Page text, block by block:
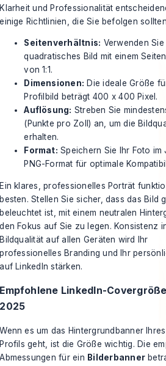
Klarheit und Professionalität
einige Richtlinien, die Sie befolgen
Seitenverhältnis: Verwenden Sie
quadratisches Bild mit einem
von 1:1.
Dimensionen: Die ideale Größe
Profilbild beträgt 400 x 400 Pixel.
Auflösung: Streben Sie
(Punkte pro Zoll) an, um die
erhalten.
Format: Speichern Sie Ihr Foto im
PNG-Format für optimale
Ein klares, professionelles Porträt
besten. Stellen Sie sicher, dass das Bild
beleuchtet ist, mit einem neutralen
den Fokus auf Sie zu legen. Konsistenz
Bildqualität auf allen Geräten wird Ihr
professionelles Branding und Ihr
auf LinkedIn stärken.
Empfohlene LinkedIn-
2025
Wenn es um das Hintergrundbanner
Profils geht, ist die Größe wichtig. Die
Abmessungen für ein Bilderbanner